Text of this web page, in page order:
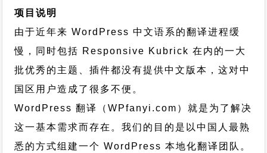
项目说明
由于近年来 WordPress 中文语系的翻译进程缓
慢，同时包括 Responsive Kubrick 在内的一大
批优秀的主题、插件都没有提供中文版本，这对中
国区用户造成了很多不便。
WordPress 翻译（WPfanyi.com） 就是为了解决
这一基本需求而存在。我们的目的是以中国人最熟
悉的方式组建一个 WordPress 本地化翻译团队。